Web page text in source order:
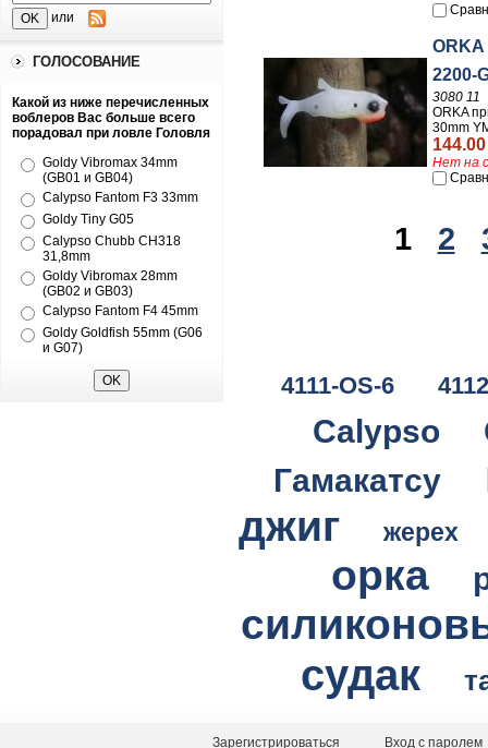
или
ГОЛОСОВАНИЕ
Какой из ниже перечисленных
воблеров Вас больше всего
порадовал при ловле Головля
Goldy Vibromax 34mm
(GB01 и GB04)
Calypso Fantom F3 33mm
Goldy Tiny G05
Calypso Chubb CH318
31,8mm
Goldy Vibromax 28mm
(GB02 и GB03)
Calypso Fantom F4 45mm
Goldy Goldfish 55mm (G06
и G07)
2200-
3080 11
ORKA
30mm
Нет на
1 2
4111-OS-6
Calypso
Гамакатсу
джиг
жерех
орка
судак
Зарегистрироваться Вход с паролем